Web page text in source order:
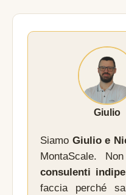
Giulio
Siamo Giulio e
MontaScale.
consulenti
faccia perché